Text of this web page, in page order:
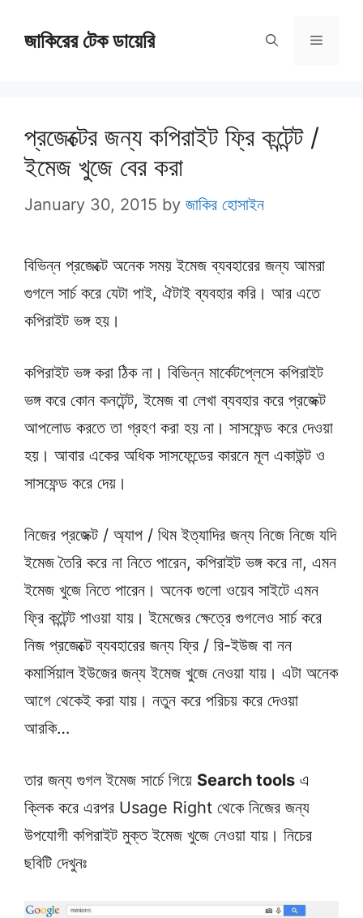
জাকিরের টেক ডায়েরি Menu
প্রজেক্টের জন্য কপিরাইট ফ্রি কন্টেন্ট /
ইমেজ খুজে বের করা
January 30, 2015 by জাকির হোসাইন
বিভিন্ন প্রজেক্টে অনেক সময় ইমেজ ব্যবহারের জন্য আমরা
গুগলে সার্চ করে যেটা পাই, ঐটাই ব্যবহার করি। আর এতে
কপিরাইট ভঙ্গ হয়।
কপিরাইট ভঙ্গ করা ঠিক না। বিভিন্ন মার্কেটপ্লেসে কপিরাইট
ভঙ্গ করে কোন কনটেন্ট, ইমেজ বা লেখা ব্যবহার করে প্রজেক্ট
আপলোড করতে তা গ্রহণ করা হয় না। সাসফেন্ড করে দেওয়া
হয়। আবার একের অধিক সাসফেন্ডের কারনে মূল একাউন্ট ও
সাসফেন্ড করে দেয়।
নিজের প্রজেক্ট / অ্যাপ / থিম ইত্যাদির জন্য নিজে নিজে যদি
ইমেজ তৈরি করে না নিতে পারেন, কপিরাইট ভঙ্গ করে না, এমন
ইমেজ খুজে নিতে পারেন। অনেক গুলো ওয়েব সাইটে এমন
ফ্রি কন্টেন্ট পাওয়া যায়। ইমেজের ক্ষেত্রে গুগলেও সার্চ করে
নিজ প্রজেক্টে ব্যবহারের জন্য ফ্রি / রি-ইউজ বা নন
কমার্সিয়াল ইউজের জন্য ইমেজ খুজে নেওয়া যায়। এটা অনেক
আগে থেকেই করা যায়। নতুন করে পরিচয় করে দেওয়া
আরকি…
তার জন্য গুগল ইমেজ সার্চে গিয়ে Search tools এ
ক্লিক করে এরপর Usage Right থেকে নিজের জন্য
উপযোগী কপিরাইট মুক্ত ইমেজ খুজে নেওয়া যায়। নিচের
ছবিটি দেখুনঃ